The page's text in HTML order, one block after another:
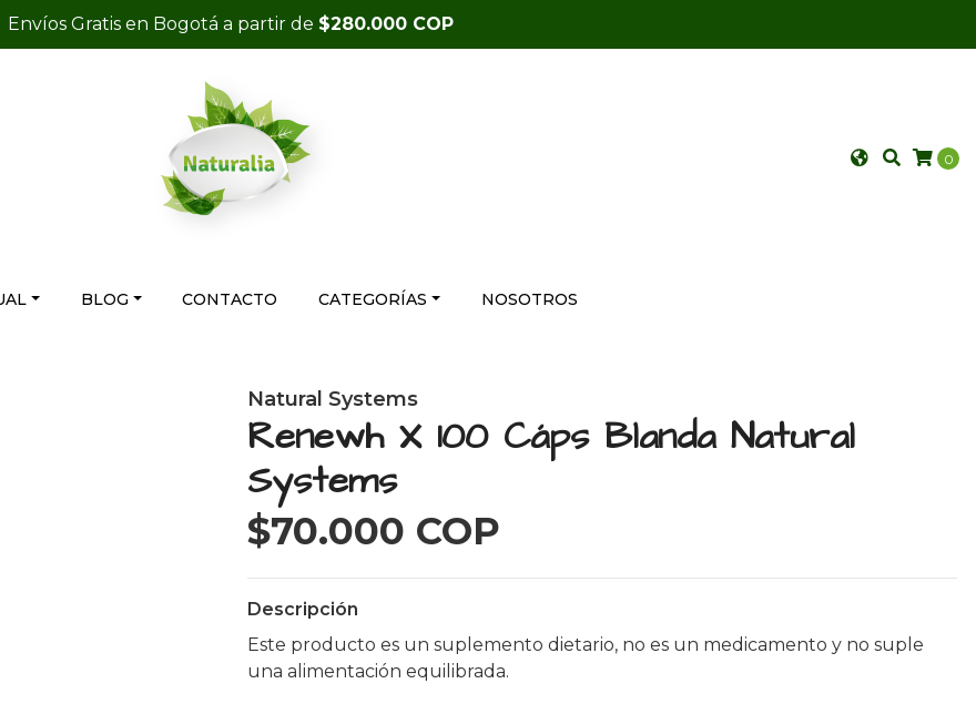
Envíos Gratis en Bogotá a partir de $280.000 COP
0
BLOG CONTACTO CATEGORÍAS NOSOTROS
Natural Systems
Renewh X 100 Cáps Blanda Natural
Systems
$70.000 COP
Descripción
Este producto es un suplemento dietario, no es un medicamento y no suple
una alimentación equilibrada.